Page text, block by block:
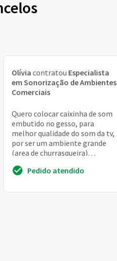
Olívia contratou Especialista
em Sonorização de Ambientes
Comerciais
Quero colocar caixinha de som
embutido no gesso, para
melhor qualidade do som da tv,
por ser um ambiente grande
(area de churrasqueira)
espaço que apenas o v...
Pedido atendido